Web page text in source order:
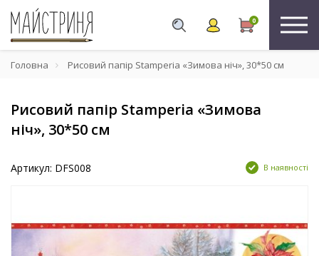
0
Головна Рисовий папір Stamperia «Зимова ніч», 30*50 см
Рисовий папір Stamperia «Зимова
ніч», 30*50 см
Артикул: DFS008 В наявності